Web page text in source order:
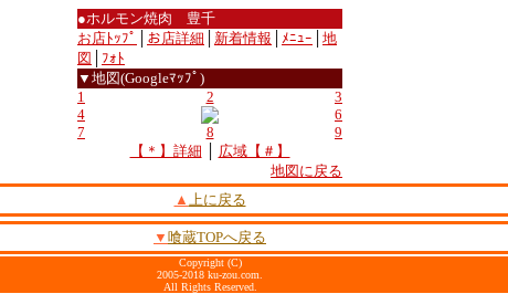
●ホルモン焼肉 豊千
お店ﾄｯﾌﾟ
お店詳細 新着情報 ﾒﾆｭｰ
地
図
ﾌｫﾄ
▼地図(Googleﾏｯﾌﾟ)
1
2
3
4
6
7
8
9
【＊】詳細
広域【＃】
地図に戻る
▲ 上に戻る
▼ 喰蔵TOPへ戻る
Copyright (C)
2005-2018 ku-zou.com.
All Rights Reserved.